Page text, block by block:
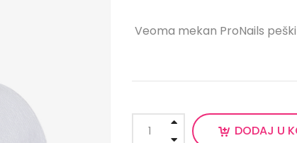
Veoma mekan ProNails
DODAJ U